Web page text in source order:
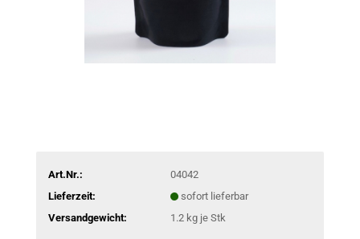
Art.Nr.:
04042
Lieferzeit:
sofort lieferbar
Versandgewicht:
1.2kg je Stk